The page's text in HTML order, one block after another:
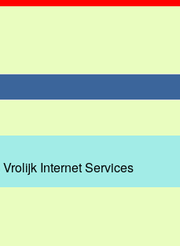
Vrolijk Internet Services